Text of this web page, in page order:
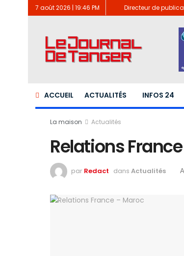
7 août 2026 | 19:46 PM Directeur de
ACCUEIL ACTUALITÉS INFOS 24
La maison Actualités
Relations
par Redact dans Actualités A